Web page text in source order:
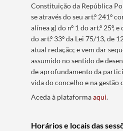
Constituição da República
se através do seu art.º 241º
alínea g) do nº 1 do art.º 25º,
do art.º 33º da Lei 75/13, de
atual redação; e vem dar
assumido no sentido de
de aprofundamento da
vida do concelho e na gestão
Aceda à plataformaaqui.
Horários e locais das